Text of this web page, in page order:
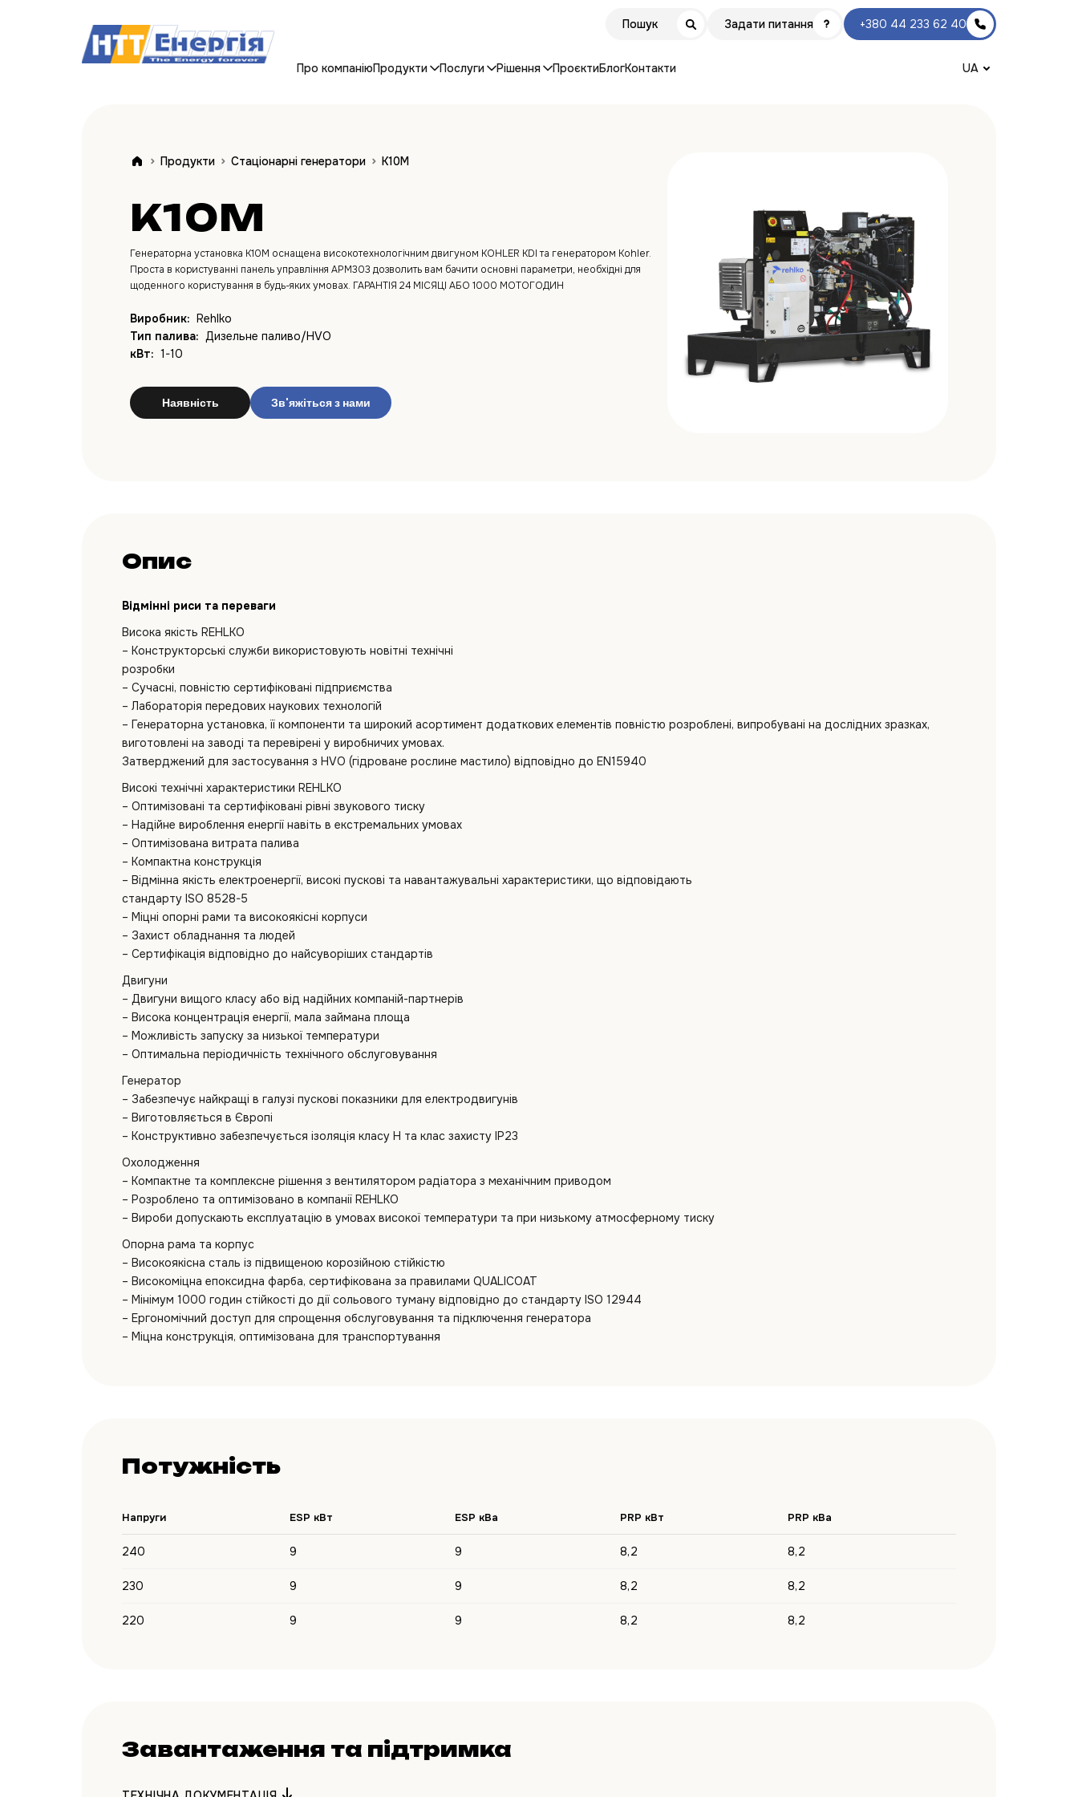
Задати питання +380 44 233 62 40
Про компаніюПродукти Послуги Рішення ПроєктиБлогКонтакти UA
Продукти Стаціонарні генератори K10M
K10M
Генераторна установка K10M оснащена високотехнологічним двигуном KOHLER KDI та генератором Kohler.
Проста в користуванні панель управління APM303 дозволить вам бачити основні параметри, необхідні для
щоденного користування в будь-яких умовах. ГАРАНТІЯ 24 МІСЯЦІ АБО 1000 МОТОГОДИН
Виробник: Rehlko
Тип палива: Дизельне паливо/HVO
кВт: 1-10
Наявність Зв'яжіться з нами
Опис
Відмінні риси та переваги
Висока якість REHLKO
– Конструкторські служби використовують новітні технічні
розробки
– Сучасні, повністю сертифіковані підприємства
– Лабораторія передових наукових технологій
– Генераторна установка, її компоненти та широкий асортимент додаткових елементів повністю розроблені, випробувані на дослідних зразках,
виготовлені на заводі та перевірені у виробничих умовах.
Затверджений для застосування з HVO (гідроване рослине мастило) відповідно до EN15940
Високі технічні характеристики REHLKO
– Оптимізовані та сертифіковані рівні звукового тиску
– Надійне вироблення енергії навіть в екстремальних умовах
– Оптимізована витрата палива
– Компактна конструкція
– Відмінна якість електроенергії, високі пускові та навантажувальні характеристики, що відповідають
стандарту ISO 8528-5
– Міцні опорні рами та високоякісні корпуси
– Захист обладнання та людей
– Сертифікація відповідно до найсуворіших стандартів
Двигуни
– Двигуни вищого класу або від надійних компаній-партнерів
– Висока концентрація енергії, мала займана площа
– Можливість запуску за низької температури
– Оптимальна періодичність технічного обслуговування
Генератор
– Забезпечує найкращі в галузі пускові показники для електродвигунів
– Виготовляється в Європі
– Конструктивно забезпечується ізоляція класу H та клас захисту IP23
Охолодження
– Компактне та комплексне рішення з вентилятором радіатора з механічним приводом
– Розроблено та оптимізовано в компанії REHLKO
– Вироби допускають експлуатацію в умовах високої температури та при низькому атмосферному тиску
Опорна рама та корпус
– Високоякісна сталь із підвищеною корозійною стійкістю
– Високоміцна епоксидна фарба, сертифікована за правилами QUALICOAT
– Мінімум 1000 годин стійкості до дії сольового туману відповідно до стандарту ISO 12944
– Ергономічний доступ для спрощення обслуговування та підключення генератора
– Міцна конструкція, оптимізована для транспортування
Потужність
Напруги ESP кВт ESP кВа PRP кВт PRP кВа
240 9 9 8,2 8,2
230 9 9 8,2 8,2
220 9 9 8,2 8,2
Завантаження та підтримка